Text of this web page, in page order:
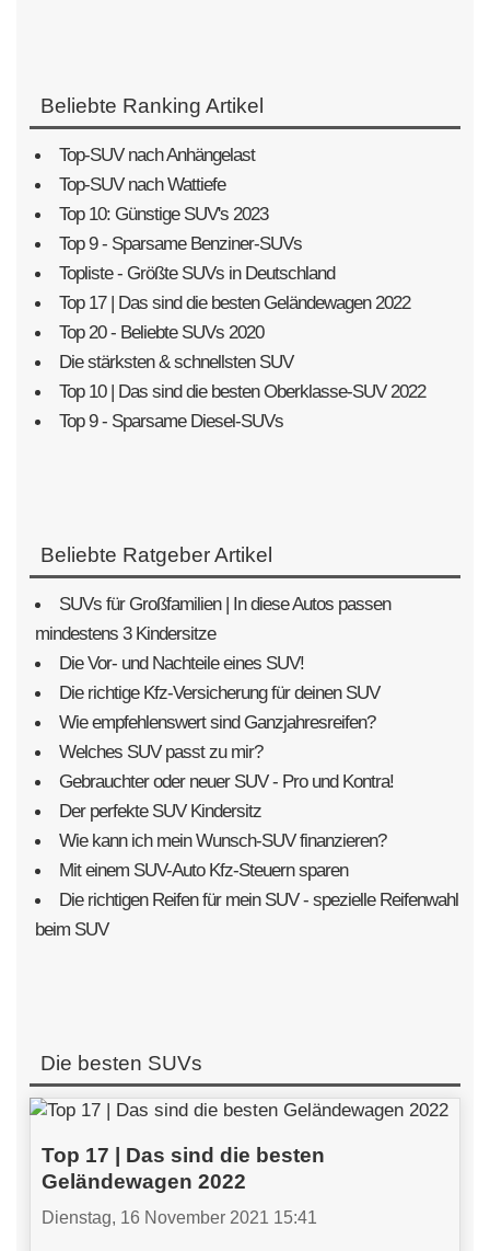
Beliebte Ranking Artikel
Top-SUV nach Anhängelast
Top-SUV nach Wattiefe
Top 10: Günstige SUV's 2023
Top 9 - Sparsame Benziner-SUVs
Topliste - Größte SUVs in Deutschland
Top 17 | Das sind die besten Geländewagen 2022
Top 20 - Beliebte SUVs 2020
Die stärksten & schnellsten SUV
Top 10 | Das sind die besten Oberklasse-SUV 2022
Top 9 - Sparsame Diesel-SUVs
Beliebte Ratgeber Artikel
SUVs für Großfamilien | In diese Autos passen
mindestens 3 Kindersitze
Die Vor- und Nachteile eines SUV!
Die richtige Kfz-Versicherung für deinen SUV
Wie empfehlenswert sind Ganzjahresreifen?
Welches SUV passt zu mir?
Gebrauchter oder neuer SUV - Pro und Kontra!
Der perfekte SUV Kindersitz
Wie kann ich mein Wunsch-SUV finanzieren?
Mit einem SUV-Auto Kfz-Steuern sparen
Die richtigen Reifen für mein SUV - spezielle Reifenwahl
beim SUV
Die besten SUVs
Top 17 | Das sind die besten
Geländewagen 2022
Dienstag, 16 November 2021 15:41